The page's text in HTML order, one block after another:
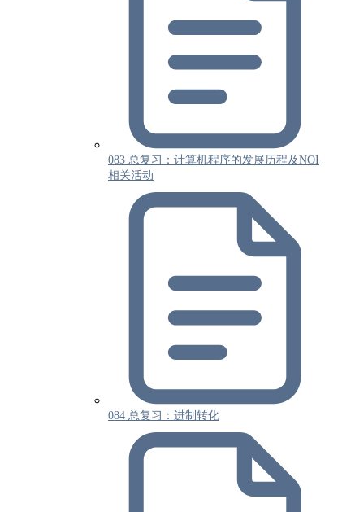
083 总复习：计算机程序的发展历程及NOI
相关活动
084 总复习：进制转化